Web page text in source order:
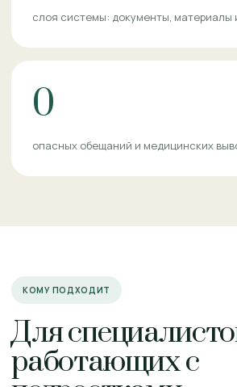
слоя системы: документы, материалы
0
опасных обещаний и медицинских
КОМУ ПОДХОДИТ
Для
работающих с